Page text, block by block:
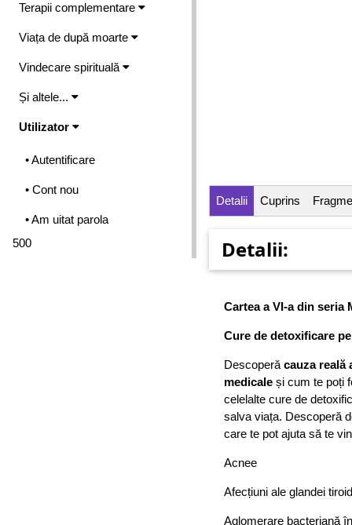
Terapii complementare
Viața de după moarte
Vindecare spirituală
Și altele...
Utilizator
• Autentificare
• Cont nou
• Am uitat parola
500
Detalii Cuprins
Detalii:
Cartea a VI-a din seria
Cure de detoxificare
Descoperăcauza reală
medicale și cum te poți
celelalte cure de
salva viața. Descoperă
care te pot ajuta să te
Acnee
Afecțiuni ale glandei
Aglomerare bacteriană